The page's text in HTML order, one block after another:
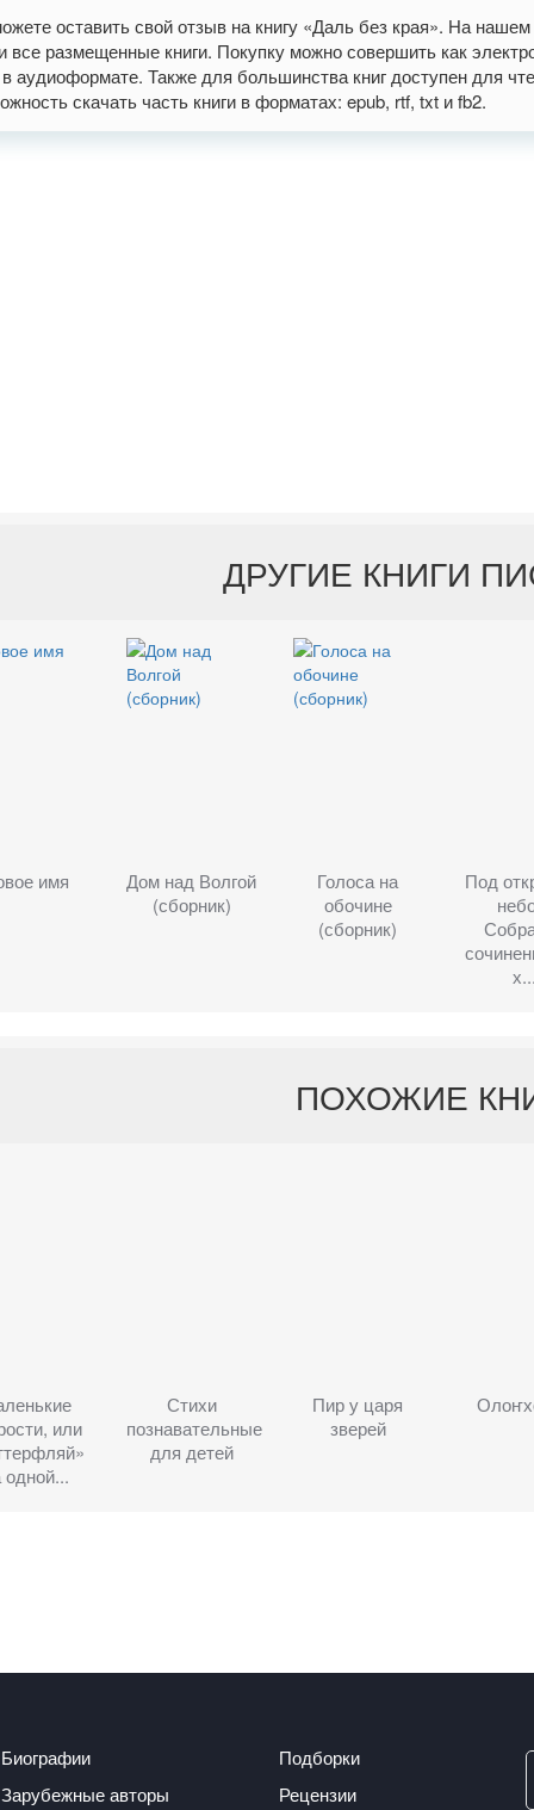
оставить свой отзыв на книгу «Даль без края». На
все размещенные книги. Покупку можно совершить как
аудиоформате. Также для большинства книг доступен для
скачать часть книги в форматах: epub, rtf, txt и fb2.
ДРУГИЕ КНИГИ
имя
Дом над Волгой
(сборник)
Голоса на
обочине
(сборник)
Под
х...
ПОХОЖИЕ
или
одной...
Стихи
познавательные
для детей
Пир у царя
зверей
Биографии
Зарубежные авторы
Подборки
Рецензии